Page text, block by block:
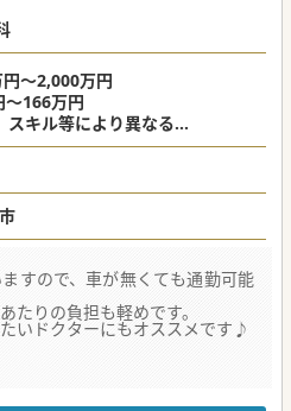
しているほか、最新のマルチス
～2,000万円
～166万円
キル等により異なる
途支給（平日20,000円/回）
市
すので、車が無くても通勤可能
りの負担も軽めです。
いドクターにもオススメです♪
ているため、チーム内での症例